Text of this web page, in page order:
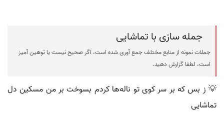
جمله سازی با تماشایی
جملات نمونه از منابع مختلف جمع آوری شده است، اگر صحیح نیست یا توهین آمیز
است، لطفا گزارش دهید.
💡 ز بس که بر سر کوی تو ناله‌ها کردم بسوخت بر من مسکین دل
تماشایی